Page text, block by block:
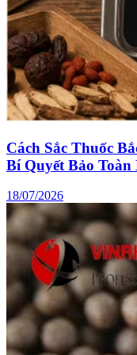
Cách Sắc Thuốc
Bí Quyết Bảo
18/07/2026